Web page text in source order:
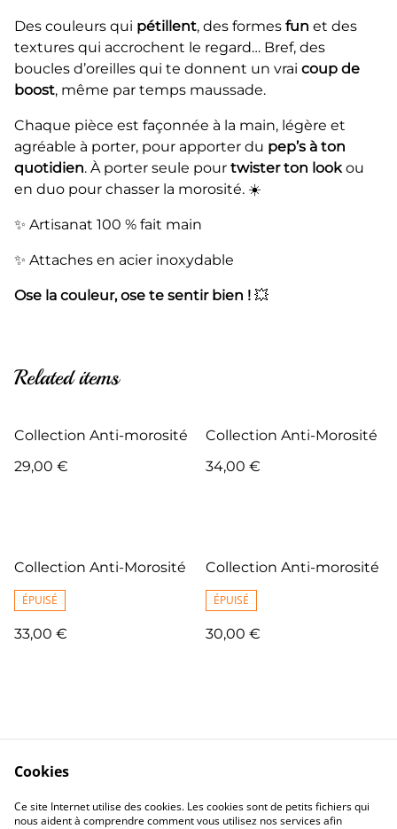
Des couleurs qui pétillent, des formes fun et des
textures qui accrochent le regard… Bref, des
boucles d’oreilles qui te donnent un vrai coup de
boost, même par temps maussade.
Chaque pièce est façonnée à la main, légère et
agréable à porter, pour apporter du pep’s à ton
quotidien. À porter seule pour twister ton lookou
en duo pour chasser la morosité. ☀️
✨ Artisanat 100 % fait main
✨ Attaches en acier inoxydable
Ose la couleur, ose te sentir bien ! 💥
Related items
Collection Anti-morosité
29,00 €
Collection Anti-Morosité
34,00 €
Collection Anti-Morosité
ÉPUISÉ
33,00 €
Collection Anti-morosité
ÉPUISÉ
30,00 €
Me Contacter
Legal Terms
Privacy Policy
Cookie Policy
Cookies
Ce site Internet utilise des cookies. Les cookies sont de petits fichiers qui
nous aident à comprendre comment vous utilisez nos services afin